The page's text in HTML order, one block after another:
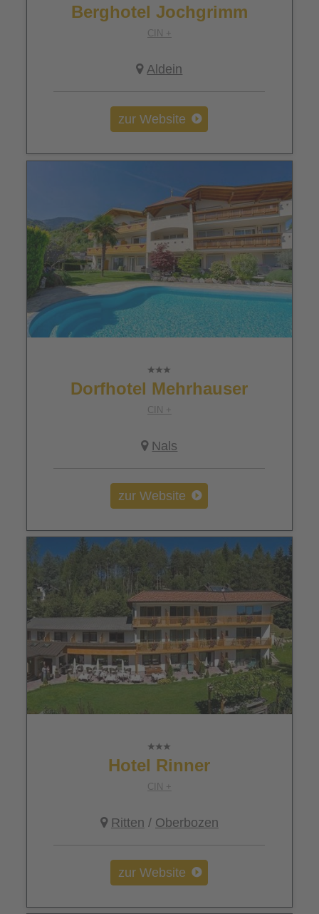
Berghotel Jochgrimm
CIN +
Aldein
zur Website
Dorfhotel Mehrhauser
CIN +
Nals
zur Website
Hotel Rinner
CIN +
Ritten / Oberbozen
zur Website